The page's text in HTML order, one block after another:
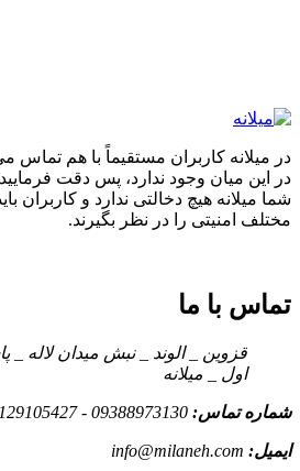
در میلانه کاربران مستقیماً با هم تماس
در این میان وجود ندارد، پس دقت
شما میلانه هیچ دخالتی ندارد و کاربران
مختلف امنیتی را در نظر بگیرند.
تماس با ما
قزوین _ الوند _ نبش میدان لاله _
اول _ میلانه
شماره تماس: 09388973130 - 09129105427
ایمیل: info@milaneh.com